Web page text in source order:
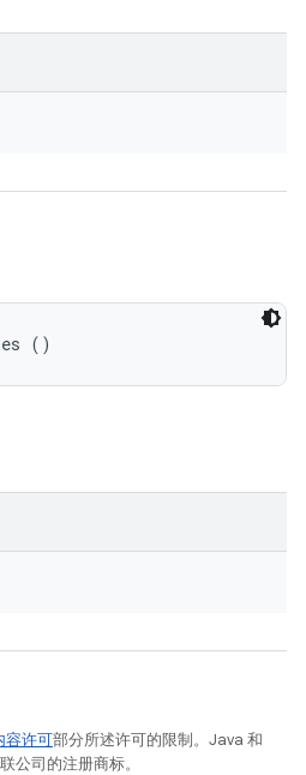
()
容许可部分所述许可的限制。Java 和
公司的注册商标。